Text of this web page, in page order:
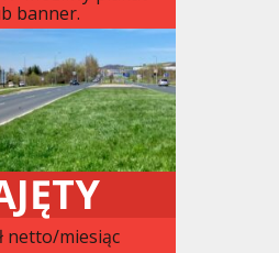
banner.
netto/miesiąc